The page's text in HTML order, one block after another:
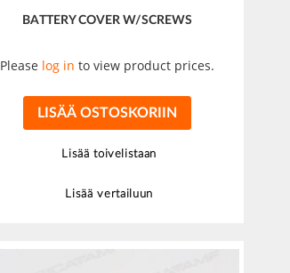
BATTERY COVER W/SCREWS
Please log in to view product prices.
LISÄÄ OSTOSKORIIN
Lisää toivelistaan
Lisää vertailuun